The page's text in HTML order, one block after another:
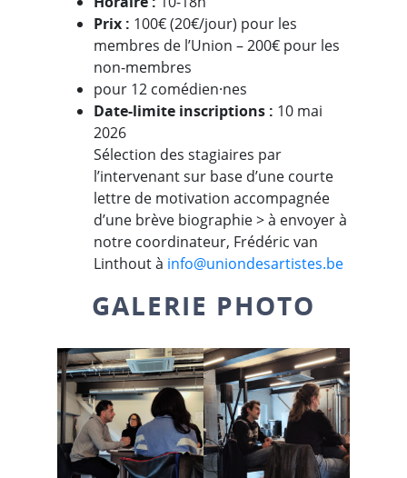
Prix : 100€ (20€/jour) pour les
membres de l’Union – 200€ pour les
non-membres
pour 12 comédien·nes
Date-limite inscriptions : 10 mai
2026
Sélection des stagiaires par
l’intervenant sur base d’une courte
lettre de motivation accompagnée
d’une brève biographie > à envoyer à
notre coordinateur, Frédéric van
Linthout à info@uniondesartistes.be
GALERIE PHOTO